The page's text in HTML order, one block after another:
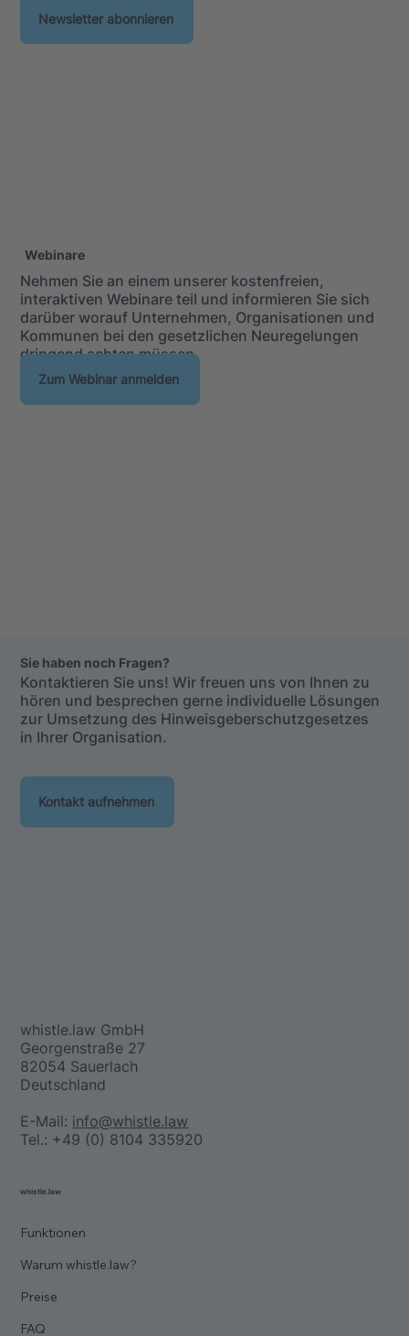
Newsletter abonnieren
Webinare
Nehmen Sie an einem unserer kostenfreien,
interaktiven Webinare teil und informieren Sie sich
darüber worauf Unternehmen, Organisationen und
Kommunen bei den gesetzlichen Neuregelungen
dringend achten müssen.
Zum Webinar anmelden
Sie haben noch Fragen?
Kontaktieren Sie uns! Wir freuen uns von Ihnen zu
hören und besprechen gerne individuelle Lösungen
zur Umsetzung des Hinweisgeberschutzgesetzes
in Ihrer Organisation.
Kontakt aufnehmen
whistle.law GmbH
Georgenstraße 27
82054 Sauerlach
Deutschland
E-Mail: info@whistle.law
Tel.: +49 (0) 8104 335920
whistle.law
Funktionen
Warum whistle.law?
Preise
FAQ